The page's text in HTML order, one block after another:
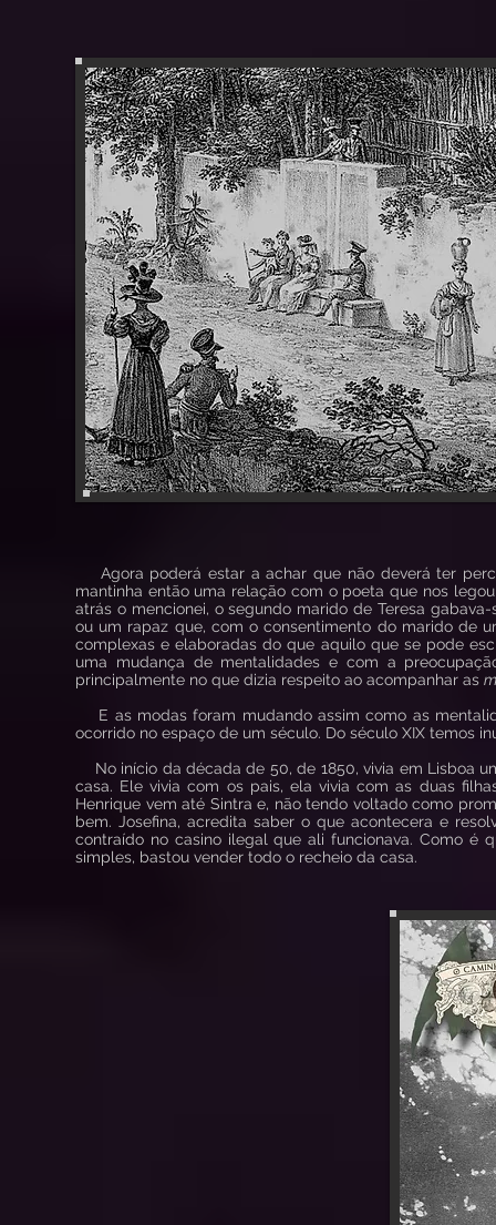
Agora poderá estar a achar que não deverá ter
mantinha então uma relação com o poeta que nos
atrás o mencionei, o segundo marido de Teresa
ou um rapaz que, com o consentimento do marido de
complexas e elaboradas do que aquilo que se pode
uma mudança de mentalidades e com a
principalmente no que dizia respeito ao acompanhar as
E as modas foram mudando assim como as
ocorrido no espaço de um século. Do século XIX temos
No início da década de 50, de 1850, vivia em Lisboa
casa. Ele vivia com os pais, ela vivia com as duas
Henrique vem até Sintra e, não tendo voltado como
bem. Josefina, acredita saber o que acontecera e
contraído no casino ilegal que ali funcionava. Como é
simples, bastou vender todo o recheio da casa.